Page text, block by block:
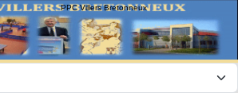
PPC Villers Bretonneux
cookies